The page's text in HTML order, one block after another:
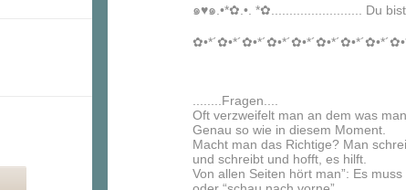
๑♥๑.•*✿.•. *✿......................... Du
........Fragen....
Oft verzweifelt man an dem was
Genau so wie in diesem Moment.
Macht man das Richtige? Man
und schreibt und hofft, es hilft.
Von allen Seiten hört man”: Es